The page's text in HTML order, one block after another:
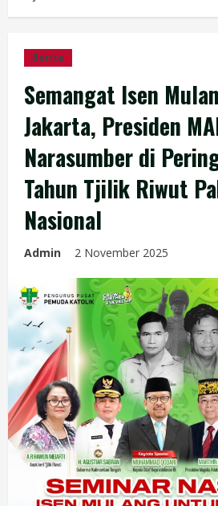
Berita
Semangat Isen
Jakarta, Presiden
Narasumber di
Tahun Tjilik Riwut
Nasional
Admin 2 November 2025